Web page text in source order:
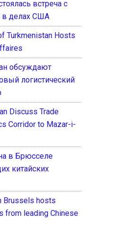
встреча с
делах США
Turkmenistan Hosts
обсуждают
логистический
Discuss Trade
Corridor to Mazar-i-
в Брюсселе
китайских
Brussels hosts
from leading Chinese